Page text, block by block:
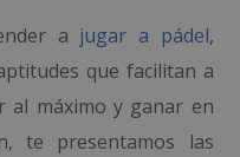
a jugar a pádel,
que facilitan a
al máximo y ganar en
te presentamos las